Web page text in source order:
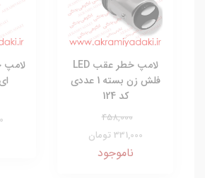
لامپ خطر عقب LED
فلش زن بسته 1 عددی
کد 124
458,000
331,000 تومان
ناموجود
ای